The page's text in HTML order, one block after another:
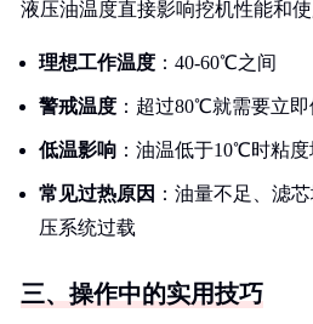
液压油温度直接影响挖机性能和使
理想工作温度 ：40-60℃之间
警戒温度 ：超过80℃就需要立
低温影响 ：油温低于10℃时粘
常见过热原因 ：油量不足、滤
压系统过载
三、操作中的实用技巧